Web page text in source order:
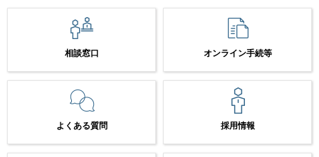
相談窓口 オンライン手続等
よくある質問 採用情報